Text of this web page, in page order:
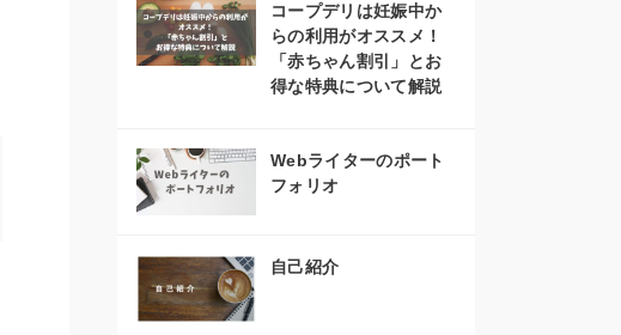
コープデリは妊娠中か
らの利用がオススメ！
「赤ちゃん割引」とお
得な特典について解説
Webライターのポート
フォリオ
自己紹介